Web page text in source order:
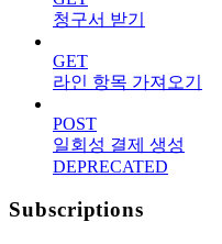
청구서 받기
GET
라인 항목 가져오기
POST
일회성 결제 생성
DEPRECATED
Subscriptions